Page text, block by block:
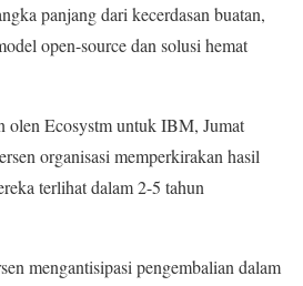
panjang dari kecerdasan buatan,
open-source dan solusi hemat
olen Ecosystm untuk IBM, Jumat
organisasi memperkirakan hasil
terlihat dalam 2-5 tahun
mengantisipasi pengembalian dalam